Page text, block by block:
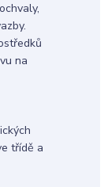
na
třídě a